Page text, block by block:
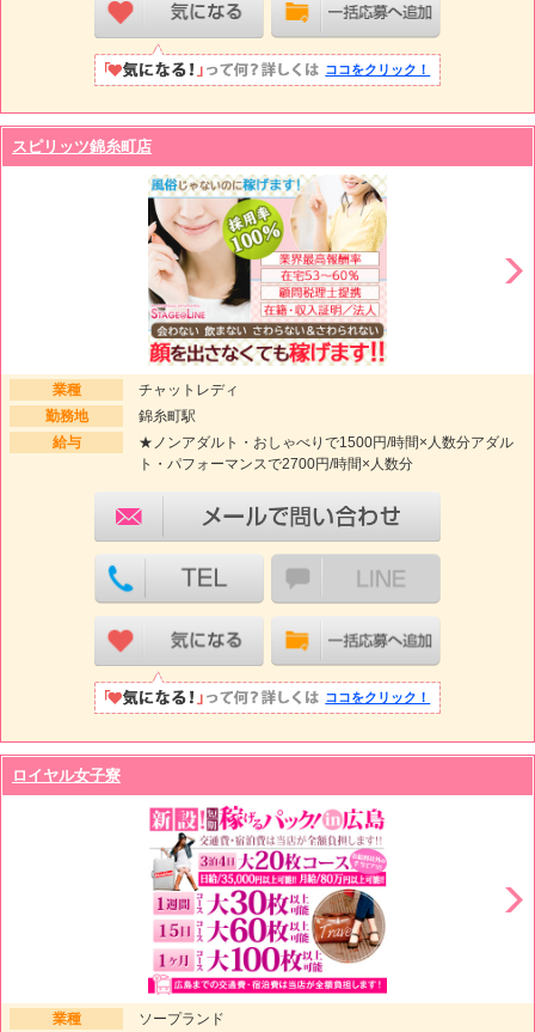
ココをクリック！
スピリッツ錦糸町店
業種
チャットレディ
勤務地
錦糸町駅
給与
★ノンアダルト・おしゃべりで1500円/時間×人数分アダル
ト・パフォーマンスで2700円/時間×人数分
ココをクリック！
ロイヤル女子寮
業種 ソープランド